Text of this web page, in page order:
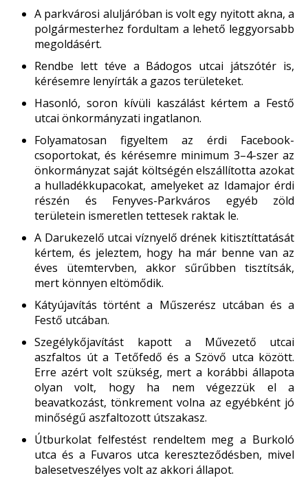
A parkvárosi aluljáróban is volt egy nyitott akna, a
polgármesterhez fordultam a lehető leggyorsabb
megoldásért.
Rendbe lett téve a Bádogos utcai játszótér is,
kérésemre lenyírták a gazos területeket.
Hasonló, soron kívüli kaszálást kértem a Festő
utcai önkormányzati ingatlanon.
Folyamatosan figyeltem az érdi Facebook-
csoportokat, és kérésemre minimum 3–4-szer az
önkormányzat saját költségén elszállította azokat
a hulladékkupacokat, amelyeket az Idamajor érdi
részén és Fenyves-Parkváros egyéb zöld
területein ismeretlen tettesek raktak le.
A Darukezelő utcai víznyelő drének kitisztíttatását
kértem, és jeleztem, hogy ha már benne van az
éves ütemtervben, akkor sűrűbben tisztítsák,
mert könnyen eltömődik.
Kátyújavítás történt a Műszerész utcában és a
Festő utcában.
Szegélykőjavítást kapott a Művezető utcai
aszfaltos út a Tetőfedő és a Szövő utca között.
Erre azért volt szükség, mert a korábbi állapota
olyan volt, hogy ha nem végezzük el a
beavatkozást, tönkrement volna az egyébként jó
minőségű aszfaltozott útszakasz.
Útburkolat felfestést rendeltem meg a Burkoló
utca és a Fuvaros utca kereszteződésben, mivel
balesetveszélyes volt az akkori állapot.